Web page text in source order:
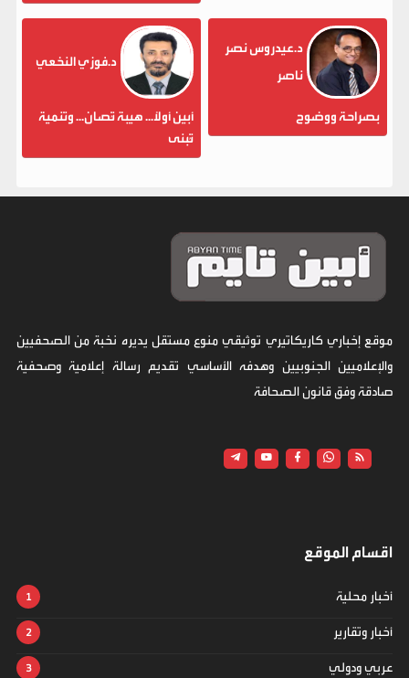
د.عيدروس نصر
ناصر
بصراحة ووضوح
د.فوزي النخعي
أبين أولاً... هيبة تُصان... وتنمية
تُبنى
موقع إخباري كاريكاتيري توثيقي منوع مستقل يديره نخبة من الصحفيين
والإعلاميين الجنوبيين وهدفه الأساسي تقديم رسالة إعلامية وصحفية
صادقة وفق قانون الصحافة
اقسام الموقع
أخبار محلية
أخبار وتقارير
عربي ودولي